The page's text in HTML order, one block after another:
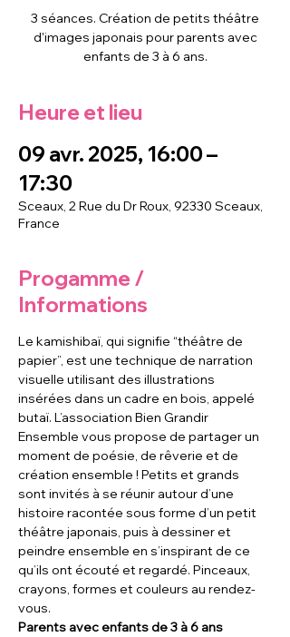
3 séances. Création de petits théâtre
d'images japonais pour parents avec
enfants de 3 à 6 ans.
Heure et lieu
09 avr. 2025, 16:00 –
17:30
Sceaux, 2 Rue du Dr Roux, 92330 Sceaux,
France
Progamme /
Informations
Le kamishibaï, qui signifie “théâtre de
papier”, est une technique de narration
visuelle utilisant des illustrations
insérées dans un cadre en bois, appelé
butaï. L’association Bien Grandir
Ensemble vous propose de partager un
moment de poésie, de rêverie et de
création ensemble ! Petits et grands
sont invités à se réunir autour d’une
histoire racontée sous forme d’un petit
théâtre japonais, puis à dessiner et
peindre ensemble en s’inspirant de ce
qu’ils ont écouté et regardé. Pinceaux,
crayons, formes et couleurs au rendez-
vous.
Parents avec enfants de 3 à 6 ans